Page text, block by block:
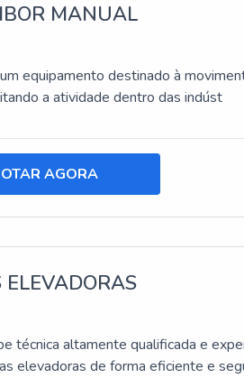
MANUAL
equipamento destinado à
a atividade dentro das indúst
AGORA
técnica altamente qualificada e
elevadoras de forma eficiente e